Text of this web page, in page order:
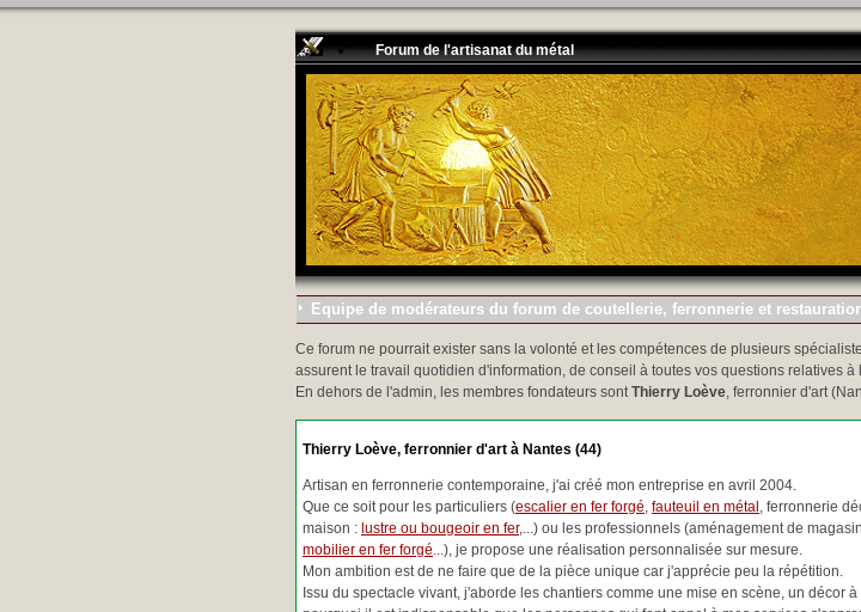
Forum de l'artisanat du métal
Equipe de modérateurs du forum de coutellerie, ferronnerie et
Ce forum ne pourrait exister sans la volonté et les compétences de plusieurs
assurent le travail quotidien d'information, de conseil à toutes vos questions relatives à
En dehors de l'admin, les membres fondateurs sontThierry Loève, ferronnier d'art
Thierry Loève, ferronnier d'art à Nantes (44)
Artisan en ferronnerie contemporaine, j'ai créé mon entreprise en avril 2004.
Que ce soit pour les particuliers (escalier en fer forgé, fauteuil en métal , ferronnerie
maison : lustre ou bougeoir en fer,...) ou les professionnels (aménagement de
mobilier en fer forgé...), je propose une réalisation personnalisée sur mesure.
Mon ambition est de ne faire que de la pièce unique car j'apprécie peu la répétition.
Issu du spectacle vivant, j'aborde les chantiers comme une mise en scène, un décor à